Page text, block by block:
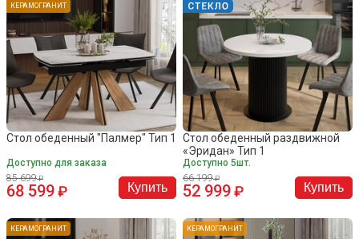
КЕРАМОГРАНИТ
Стол обеденный "Палмер" Тип 1
Доступно для заказа
85 699
68 599 Купить
Стол обеденный раздвижной
«Эридан» Тип 1
Доступно 5шт.
66 199
52 999 Купить
КЕРАМОГРАНИТ КЕРАМОГРАНИТ